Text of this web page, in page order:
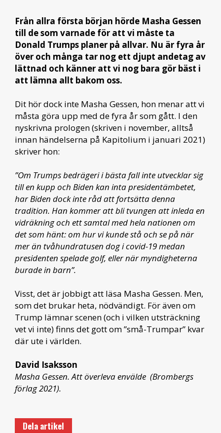
Från allra första början hörde Masha Gessen
till de som varnade för att vi måste ta
Donald Trumps planer på allvar. Nu är fyra år
över och många tar nog ett djupt andetag av
lättnad och känner att vi nog bara gör bäst i
att lämna allt bakom oss.
Dit hör dock inte Masha Gessen, hon menar att vi
måsta göra upp med de fyra år som gått. I den
nyskrivna prologen (skriven i november, alltså
innan händelserna på Kapitolium i januari 2021)
skriver hon:
”Om Trumps bedrägeri i bästa fall inte utvecklar sig
till en kupp och Biden kan inta presidentämbetet,
har Biden dock inte råd att fortsätta denna
tradition. Han kommer att bli tvungen att inleda en
vidräkning och ett samtal med hela nationen om
det som hänt: om hur vi kunde stå och se på när
mer än tvåhundratusen dog i covid-19 medan
presidenten spelade golf, eller när myndigheterna
burade in barn”.
Visst, det är jobbigt att läsa Masha Gessen. Men,
som det brukar heta, nödvändigt. För även om
Trump lämnar scenen (och i vilken utsträckning
vet vi inte) finns det gott om ”små-Trumpar” kvar
där ute i världen.
David Isaksson
Masha Gessen. Att överleva envälde (Brombergs
förlag 2021).
Dela artikel